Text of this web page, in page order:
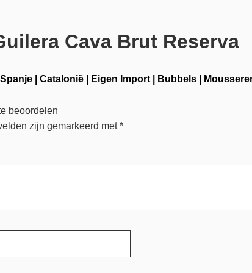
Cava Brut Reserva
Spanje Catalonië Eigen Import Bubbels
beoordelen
zijn gemarkeerd met*